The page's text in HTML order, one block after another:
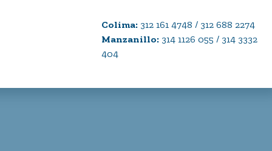
Colima: 312 161 4748 / 312 688 2274
Manzanillo: 314 1126 055 / 314 3332
404